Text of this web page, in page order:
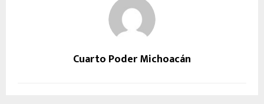
Cuarto Poder Michoacán